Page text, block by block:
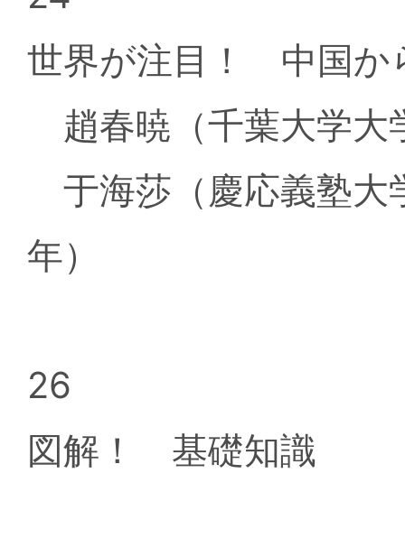
世界が注目！ 中国
趙春暁（千葉大学大
于海莎（慶応義塾大
年）
26
図解！ 基礎知識